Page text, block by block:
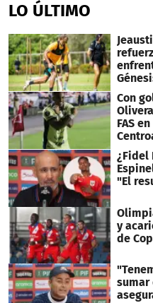
LO ÚLTIMO
Con
FAS
¿Fidel
"El
y
de
sumar